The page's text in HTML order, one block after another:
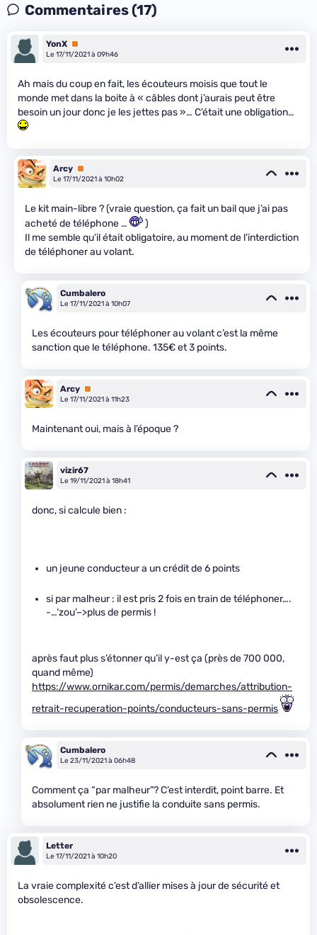
Commentaires (17)
YonX Premium
Le 17/11/2021 à 09h46
Ah mais du coup en fait, les écouteurs moisis que tout le
monde met dans la boite à « câbles dont j’aurais peut être
besoin un jour donc je les jettes pas »… C’était une obligation…
Arcy Premium
Le 17/11/2021 à 10h02
Le kit main-libre ? (vraie question, ça fait un bail que j’ai pas
acheté de téléphone …
)
Il me semble qu’il était obligatoire, au moment de l’interdiction
de téléphoner au volant.
Cumbalero
Le 17/11/2021 à 10h07
Les écouteurs pour téléphoner au volant c’est la même
sanction que le téléphone. 135€ et 3 points.
Arcy Premium
Le 17/11/2021 à 11h23
Maintenant oui, mais à l’époque ?
vizir67
Le 19/11/2021 à 18h41
donc, si calcule bien :
un jeune conducteur a un crédit de 6 points
si par malheur : il est pris 2 fois en train de téléphoner….
-…‘zou’–>plus de permis !
après faut plus s’étonner qu’il y-est ça (près de 700 000,
quand même)
https://www.ornikar.com/permis/demarches/attribution-
retrait-recuperation-points/conducteurs-sans-permis
Cumbalero
Le 23/11/2021 à 06h48
Comment ça “par malheur”? C’est interdit, point barre. Et
absolument rien ne justifie la conduite sans permis.
Letter
Le 17/11/2021 à 10h20
La vraie complexité c’est d’allier mises à jour de sécurité et
obsolescence.